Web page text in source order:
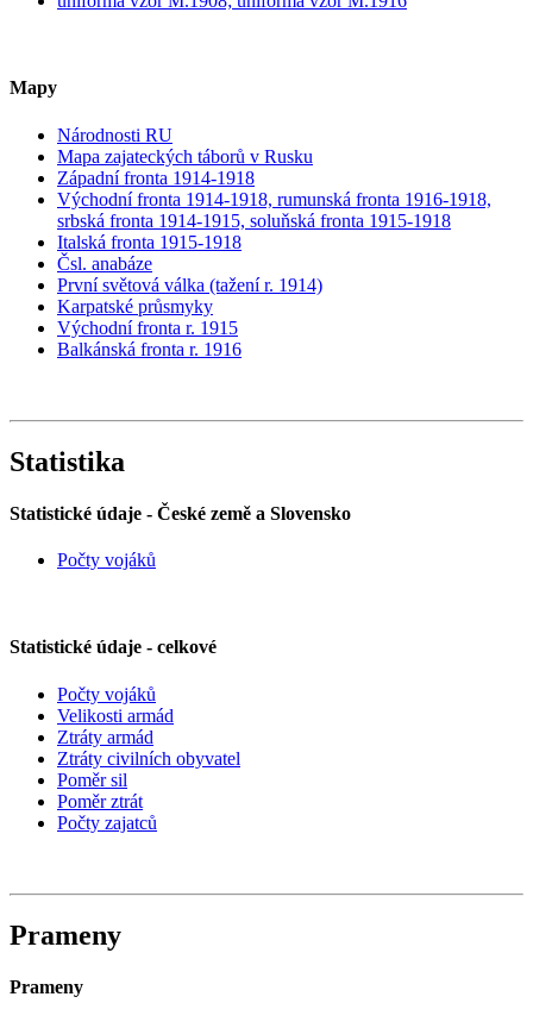
Mapy
Národnosti RU
Mapa zajateckých táborů v Rusku
Západní fronta 1914-1918
Východní fronta 1914-1918, rumunská fronta 1916-1918,
srbská fronta 1914-1915, soluňská fronta 1915-1918
Italská fronta 1915-1918
Čsl. anabáze
První světová válka (tažení r. 1914)
Karpatské průsmyky
Východní fronta r. 1915
Balkánská fronta r. 1916
Statistika
Statistické údaje - České země a Slovensko
Počty vojáků
Statistické údaje - celkové
Počty vojáků
Velikosti armád
Ztráty armád
Ztráty civilních obyvatel
Poměr sil
Poměr ztrát
Počty zajatců
Prameny
Prameny